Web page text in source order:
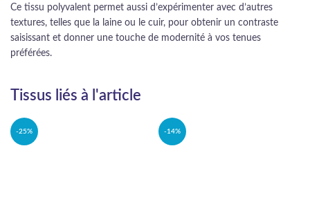
Ce tissu polyvalent permet aussi d’expérimenter avec d’autres
textures, telles que la laine ou le cuir, pour obtenir un contraste
saisissant et donner une touche de modernité à vos tenues
préférées.
Tissus liés à l'article
-25% -14%